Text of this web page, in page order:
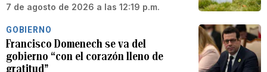
7 de agosto de 2026 a las 12:19 p.m.
GOBIERNO
Francisco Domenech se va del
gobierno “con el corazón lleno de
gratitud”